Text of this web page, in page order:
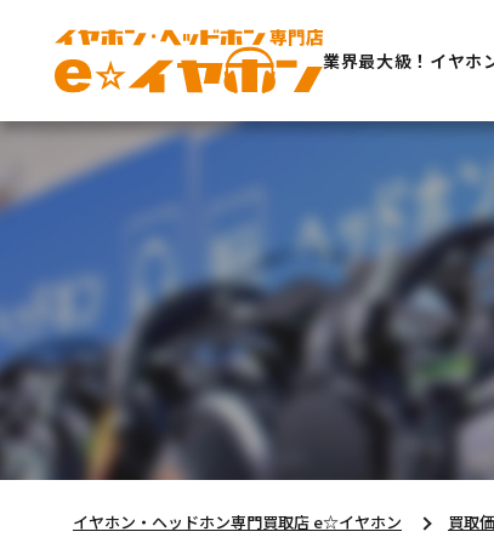
業界最大級！イヤホ
イヤホン・ヘッドホン専門買取店 e☆イヤホン 買取